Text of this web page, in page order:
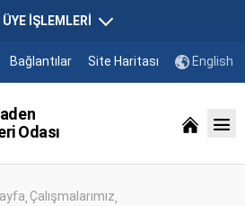
ÜYE İŞLEMLERİ
Bağlantılar Site Haritası English
Odası
Çalışmalarımız